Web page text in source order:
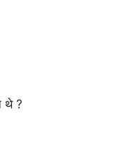
थे ?